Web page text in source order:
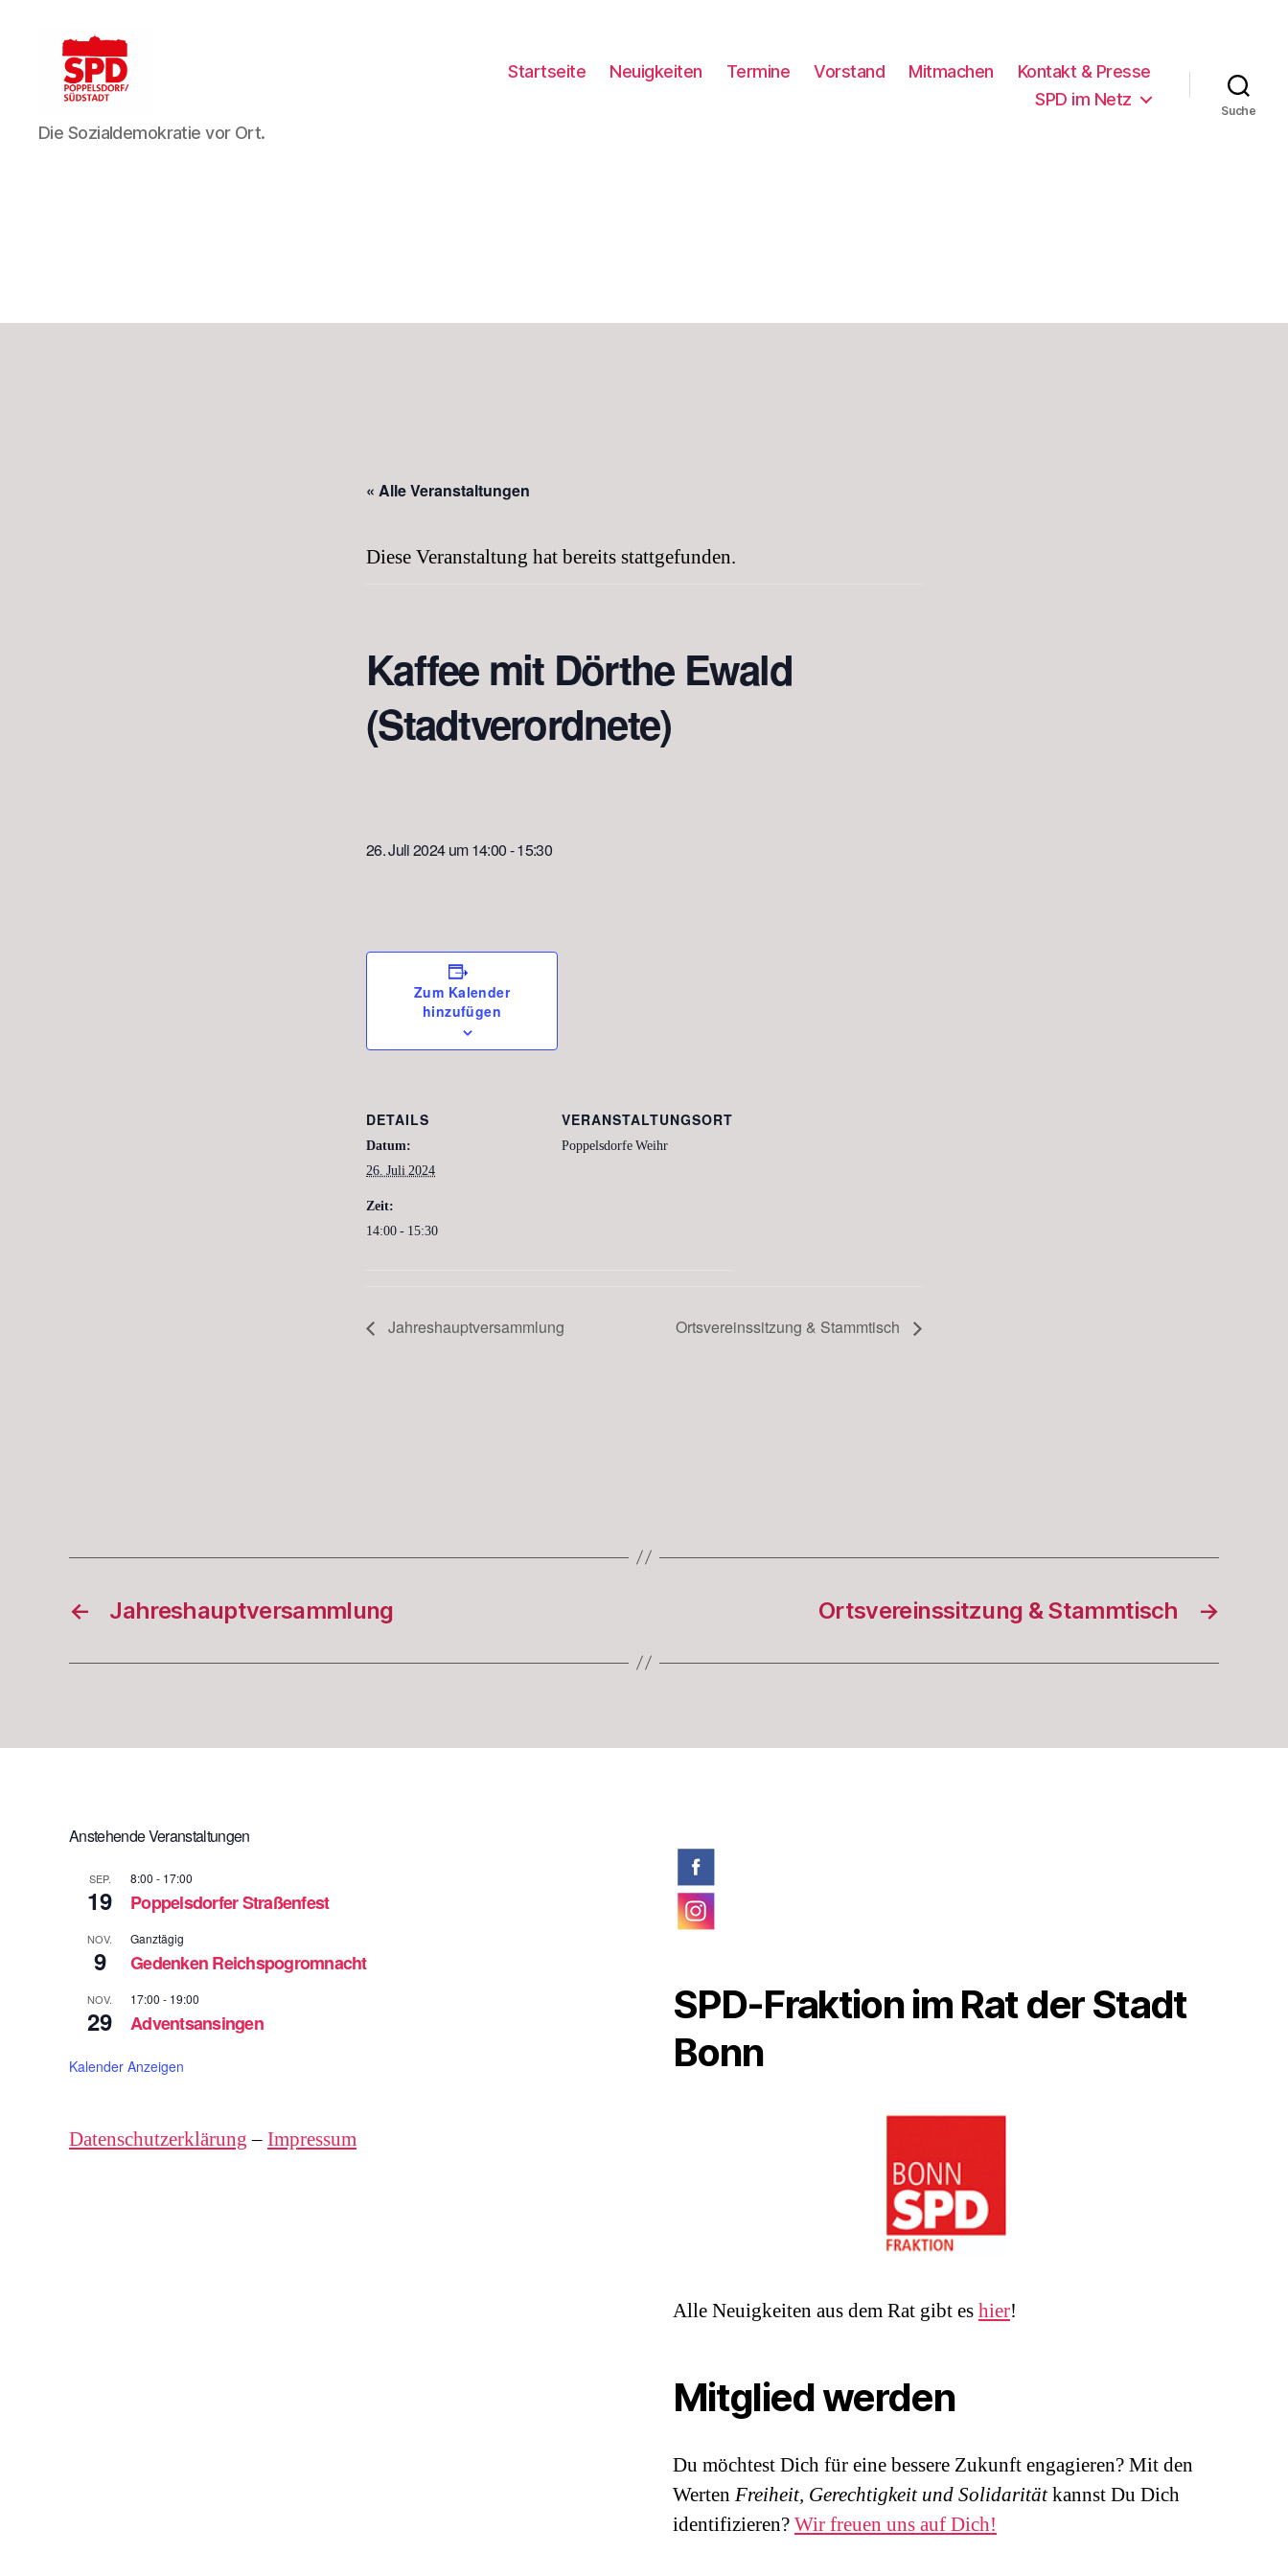
SPD
Bonn-
Die Sozialdemokratie vor Ort.
Startseite Neuigkeiten Termine Vorstand Mitmachen
Kontakt & Presse
SPD im Netz
Suche
« Alle Veranstaltungen
Diese Veranstaltung hat bereits stattgefunden.
Kaffee mit Dörthe Ewald
(Stadtverordnete)
26. Juli 2024 um 14:00-15:30
Zum Kalender
hinzufügen
DETAILS
Datum:
26. Juli 2024
Zeit:
14:00 - 15:30
VERANSTALTUNGSORT
Poppelsdorfe Weihr
Jahreshauptversammlung Ortsvereinssitzung & Stammtisch
← Jahreshauptversammlung →
Ortsvereinssitzung & Stammtisch
Anstehende Veranstaltungen
SEP.
19
8:00 - 17:00
Poppelsdorfer Straßenfest
NOV.
9
Ganztägig
Gedenken Reichspogromnacht
NOV.
29
17:00 - 19:00
Adventsansingen
Kalender Anzeigen
Datenschutzerklärung–Impressum
SPD-Fraktion im Rat der Stadt
Bonn
Alle Neuigkeiten aus dem Rat gibt eshier!
Mitglied werden
Du möchtest Dich für eine bessere Zukunft engagieren? Mit den
Werten Freiheit, Gerechtigkeit und Solidaritätkannst Du Dich
identifizieren?Wir freuen uns auf Dich!